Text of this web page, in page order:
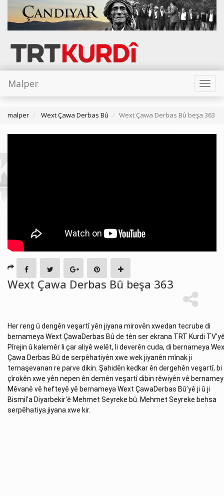
Toggle
Malper
malper Wext Çawa Derbas Bû Wext Çawa Derbas Bû beşa 363
Wext Çawa Derbas Bû beşa 363
Her reng û dengên veşartî yên jiyana mirovên xwedan tecrube di
bernameya Wext ÇawaDerbas Bû de tên ser ekrana TRT Kurdi
Pîrejin û kalemêr li çar aliyê welêt, li deverên cuda, di bernameya
Çawa Derbas Bû de serpêhatiyên xwe wek jiyanên mînak ji
temaşevanan re parve dikin. Şahidên kedkar ên dergehên veşartî, bi
çîrokên xwe yên nepen ên demên veşartî dibin rêwiyên vê
Mêvanê vê hefteyê yê bernameya Wext ÇawaDerbas Bû’yê ji û ji
Bismil'a Diyarbekir'ê Mehmet Seyreke bû. Mehmet Seyreke behsa
serpêhatiya jiyana xwe kir.